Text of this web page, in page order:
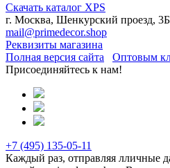
Скачать каталог XPS
г. Москва, Шенкурский проезд, 3Б
mail@primedecor.shop
Реквизиты магазина
Полная версия сайта
Оптовым
Присоединяйтесь к нам!
+7 (495) 135-05-11
Каждый раз, отправляя лличные